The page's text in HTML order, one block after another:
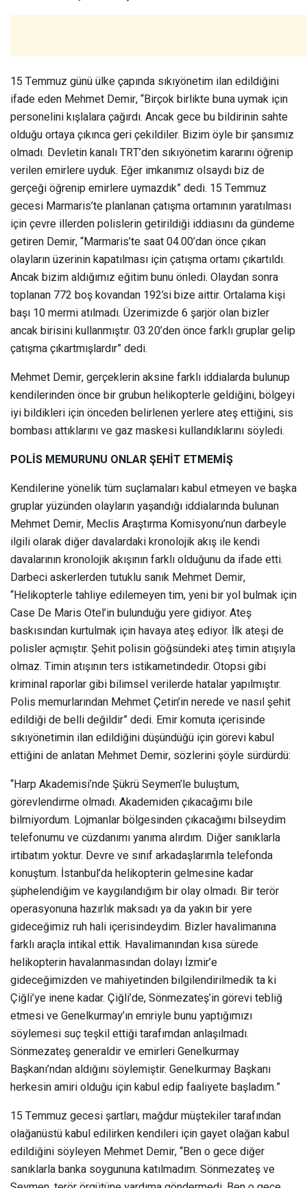
15 Temmuz günü ülke çapında sıkıyönetim ilan edildiğini
ifade eden Mehmet Demir, “Birçok birlikte buna uymak için
personelini kışlalara çağırdı. Ancak gece bu bildirinin sahte
olduğu ortaya çıkınca geri çekildiler. Bizim öyle bir şansımız
olmadı. Devletin kanalı TRT’den sıkıyönetim kararını öğrenip
verilen emirlere uyduk. Eğer imkanımız olsaydı biz de
gerçeği öğrenip emirlere uymazdık” dedi. 15 Temmuz
gecesi Marmaris’te planlanan çatışma ortamının yaratılması
için çevre illerden polislerin getirildiği iddiasını da gündeme
getiren Demir, “Marmaris’te saat 04.00’dan önce çıkan
olayların üzerinin kapatılması için çatışma ortamı çıkartıldı.
Ancak bizim aldığımız eğitim bunu önledi. Olaydan sonra
toplanan 772 boş kovandan 192’si bize aittir. Ortalama kişi
başı 10 mermi atılmadı. Üzerimizde 6 şarjör olan bizler
ancak birisini kullanmıştır. 03.20’den önce farklı gruplar gelip
çatışma çıkartmışlardır” dedi.
Mehmet Demir, gerçeklerin aksine farklı iddialarda bulunup
kendilerinden önce bir grubun helikopterle geldiğini, bölgeyi
iyi bildikleri için önceden belirlenen yerlere ateş ettiğini, sis
bombası attıklarını ve gaz maskesi kullandıklarını söyledi.
POLİS MEMURUNU ONLAR ŞEHİT ETMEMİŞ
Kendilerine yönelik tüm suçlamaları kabul etmeyen ve başka
gruplar yüzünden olayların yaşandığı iddialarında bulunan
Mehmet Demir, Meclis Araştırma Komisyonu’nun darbeyle
ilgili olarak diğer davalardaki kronolojik akış ile kendi
davalarının kronolojik akışının farklı olduğunu da ifade etti.
Darbeci askerlerden tutuklu sanık Mehmet Demir,
“Helikopterle tahliye edilemeyen tim, yeni bir yol bulmak için
Case De Maris Otel’in bulunduğu yere gidiyor. Ateş
baskısından kurtulmak için havaya ateş ediyor. İlk ateşi de
polisler açmıştır. Şehit polisin göğsündeki ateş timin atışıyla
olmaz. Timin atışının ters istikametindedir. Otopsi gibi
kriminal raporlar gibi bilimsel verilerde hatalar yapılmıştır.
Polis memurlarından Mehmet Çetin’in nerede ve nasıl şehit
edildiği de belli değildir” dedi. Emir komuta içerisinde
sıkıyönetimin ilan edildiğini düşündüğü için görevi kabul
ettiğini de anlatan Mehmet Demir, sözlerini şöyle sürdürdü:
“Harp Akademisi’nde Şükrü Seymen’le buluştum,
görevlendirme olmadı. Akademiden çıkacağımı bile
bilmiyordum. Lojmanlar bölgesinden çıkacağımı bilseydim
telefonumu ve cüzdanımı yanıma alırdım. Diğer sanıklarla
irtibatım yoktur. Devre ve sınıf arkadaşlarımla telefonda
konuştum. İstanbul’da helikopterin gelmesine kadar
şüphelendiğim ve kaygılandığım bir olay olmadı. Bir terör
operasyonuna hazırlık maksadı ya da yakın bir yere
gideceğimiz ruh hali içerisindeydim. Bizler havalimanına
farklı araçla intikal ettik. Havalimanından kısa sürede
helikopterin havalanmasından dolayı İzmir’e
gideceğimizden ve mahiyetinden bilgilendirilmedik ta ki
Çiğli’ye inene kadar. Çiğli’de, Sönmezateş’in görevi tebliğ
etmesi ve Genelkurmay’ın emriyle bunu yaptığımızı
söylemesi suç teşkil ettiği tarafımdan anlaşılmadı.
Sönmezateş generaldir ve emirleri Genelkurmay
Başkanı’ndan aldığını söylemiştir. Genelkurmay Başkanı
herkesin amiri olduğu için kabul edip faaliyete başladım.”
15 Temmuz gecesi şartları, mağdur müştekiler tarafından
olağanüstü kabul edilirken kendileri için gayet olağan kabul
edildiğini söyleyen Mehmet Demir, “Ben o gece diğer
sanıklarla banka soygununa katılmadım. Sönmezateş ve